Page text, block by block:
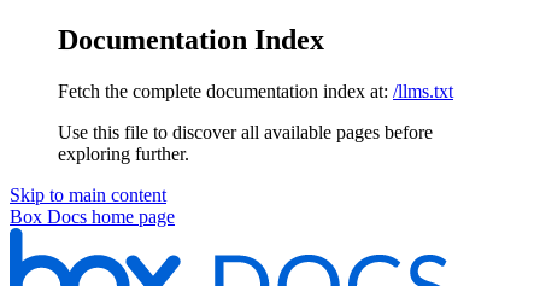
Documentation Index
Fetch the complete documentation index at: /llms.txt
Use this file to discover all available pages before
exploring further.
Skip to main content
Box Docs home page